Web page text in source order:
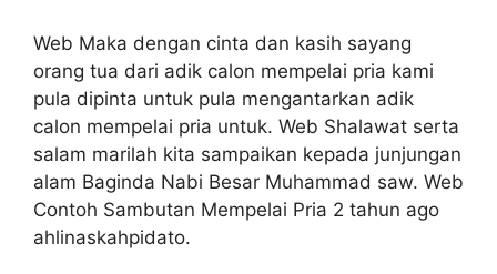
Web Maka dengan cinta dan kasih sayang
orang tua dari adik calon mempelai pria kami
pula dipinta untuk pula mengantarkan adik
calon mempelai pria untuk. Web Shalawat serta
salam marilah kita sampaikan kepada junjungan
alam Baginda Nabi Besar Muhammad saw. Web
Contoh Sambutan Mempelai Pria 2 tahun ago
ahlinaskahpidato.